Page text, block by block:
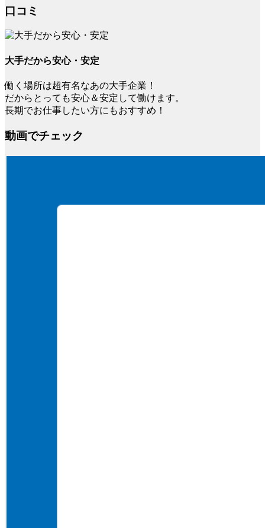
口コミ
大手だから安心・安定
働く場所は超有名なあの大手企業！
だからとっても安心＆安定して働けます。
長期でお仕事したい方にもおすすめ！
動画でチェック